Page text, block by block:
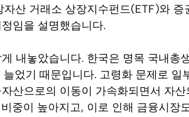
산 거래소 상장지수펀드(ETF)와 증
임을 설명했습니다.
내놓았습니다. 한국은 명목 국내총
었기 때문입니다. 고령화 문제로 일
산으로의 이동이 가속화되면서 자
중이 높아지고, 이로 인해 금융시장